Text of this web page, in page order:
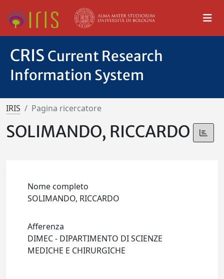
CRIS Current Research
Information System
IRIS Pagina ricercatore
SOLIMANDO, RICCARDO
Nome completo
SOLIMANDO, RICCARDO
Afferenza
DIMEC - DIPARTIMENTO DI SCIENZE
MEDICHE E CHIRURGICHE